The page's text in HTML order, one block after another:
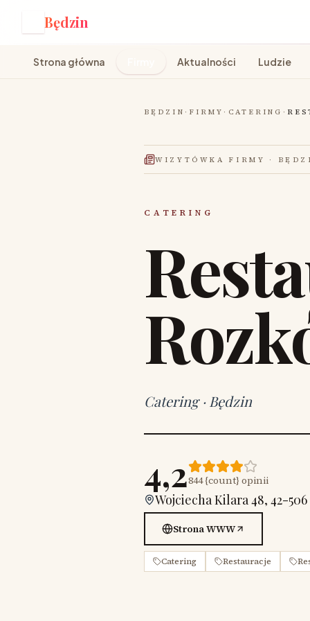
Będzin
Strona główna Aktualności Ludzie
BĘDZIN · FIRMY · CATERING ·
WIZYTÓWKA FIRMY ·
CATERING
Catering· Będzin
4,2844 {count} opinii
Wojciecha Kilara 48, 42-
Strona WWW
Catering Restauracje